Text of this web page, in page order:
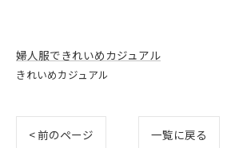
婦人服できれいめカジュアル
きれいめカジュアル
< 前のページ 一覧に戻る